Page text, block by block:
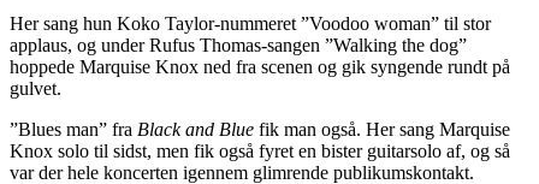
Her sang hun Koko Taylor-nummeret ”Voodoo woman” til stor
applaus, og under Rufus Thomas-sangen ”Walking the dog”
hoppede Marquise Knox ned fra scenen og gik syngende rundt på
gulvet.
”Blues man” fra Black and Blue fik man også. Her sang Marquise
Knox solo til sidst, men fik også fyret en bister guitarsolo af, og så
var der hele koncerten igennem glimrende publikumskontakt.